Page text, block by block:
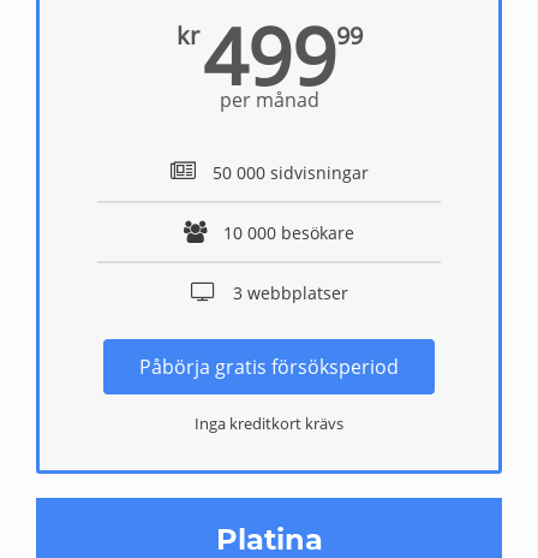
kr49999
per månad
50 000 sidvisningar
10 000 besökare
3 webbplatser
Påbörja gratis försöksperiod
Inga kreditkort krävs
Platina